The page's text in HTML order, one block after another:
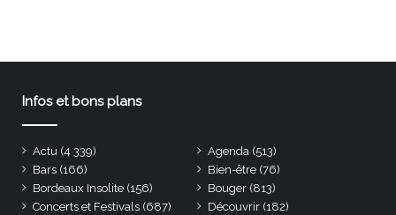
Infos et bons plans
Actu (4 339) Agenda (513)
Bars (166) Bien-être (76)
Bordeaux Insolite (156) Bouger (813)
Concerts et Festivals (687) Découvrir (182)